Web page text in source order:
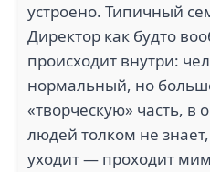
устроено. Типичный
Директор как будто
происходит внутри:
нормальный, но
«творческую» часть, в
людей толком не знает,
уходит — проходит